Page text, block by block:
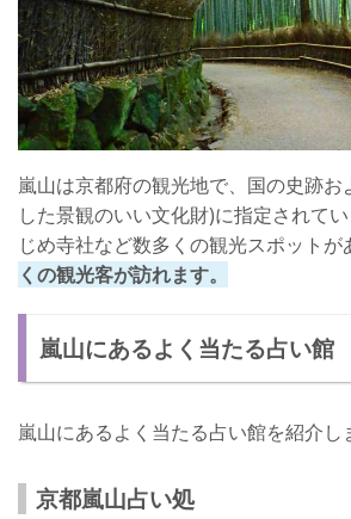
口コミ
店舗詳細
鑑定の後におすすめな嵐山エリアのパワース
竹林の道
さいごに
嵐山は京都府の観光地で、国の史跡お
した景観のいい文化財)に指定されて
じめ寺社など数多くの観光スポットが
くの観光客が訪れます。
嵐山にあるよく当たる占い館
嵐山にあるよく当たる占い館を紹介し
京都嵐山占い処